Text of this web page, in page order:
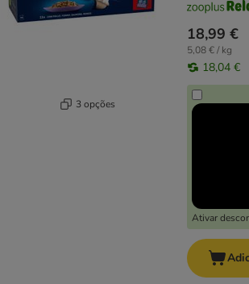
3 opções
18,99 €
5,08 € / kg
18,04 €
Ativar